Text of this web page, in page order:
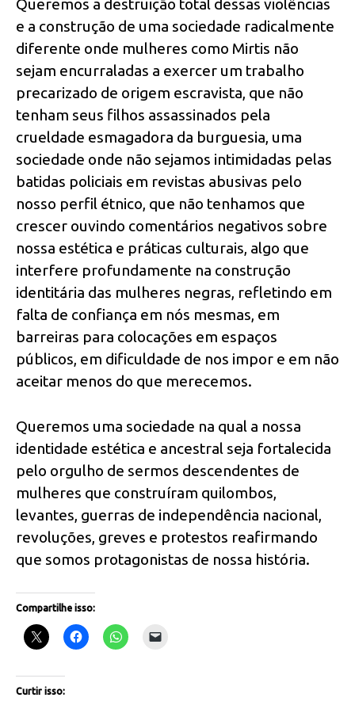
Queremos a destruição total dessas violências
e a construção de uma sociedade radicalmente
diferente onde mulheres como Mirtis não
sejam encurraladas a exercer um trabalho
precarizado de origem escravista, que não
tenham seus filhos assassinados pela
crueldade esmagadora da burguesia, uma
sociedade onde não sejamos intimidadas pelas
batidas policiais em revistas abusivas pelo
nosso perfil étnico, que não tenhamos que
crescer ouvindo comentários negativos sobre
nossa estética e práticas culturais, algo que
interfere profundamente na construção
identitária das mulheres negras, refletindo em
falta de confiança em nós mesmas, em
barreiras para colocações em espaços
públicos, em dificuldade de nos impor e em não
aceitar menos do que merecemos.
Queremos uma sociedade na qual a nossa
identidade estética e ancestral seja fortalecida
pelo orgulho de sermos descendentes de
mulheres que construíram quilombos,
levantes, guerras de independência nacional,
revoluções, greves e protestos reafirmando
que somos protagonistas de nossa história.
Compartilhe isso:
Curtir isso: